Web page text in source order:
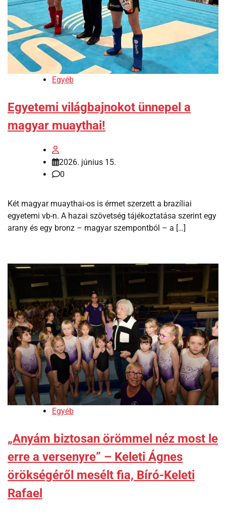
Egyéb
Egyetemi világbajnokot ünnepel a
magyar muaythai!
2026. június 15.
0
Két magyar muaythai-os is érmet szerzett a brazíliai
egyetemi vb-n. A hazai szövetség tájékoztatása szerint egy
arany és egy bronz – magyar szempontból – a […]
Egyéb
„Anyám biztosan örömmel néz most le
erre a versenyre” – Keleti Ágnes
örökségéről mesélt fia, Bíró-Keleti
Rafael